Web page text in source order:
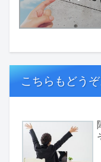
こちらもどうぞ